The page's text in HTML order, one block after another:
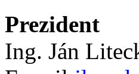
Prezident
Ing. Ján